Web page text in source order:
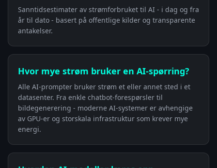
Sanntidsestimater av strømforbruket til AI - i dag og fra
år til dato - basert på offentlige kilder og transparente
antakelser.
Hvor mye strøm bruker en AI-spørring?
Alle AI-prompter bruker strøm et eller annet sted i et
datasenter. Fra enkle chatbot-forespørsler til
bildegenerering - moderne AI-systemer er avhengige
av GPU-er og storskala infrastruktur som krever mye
energi.